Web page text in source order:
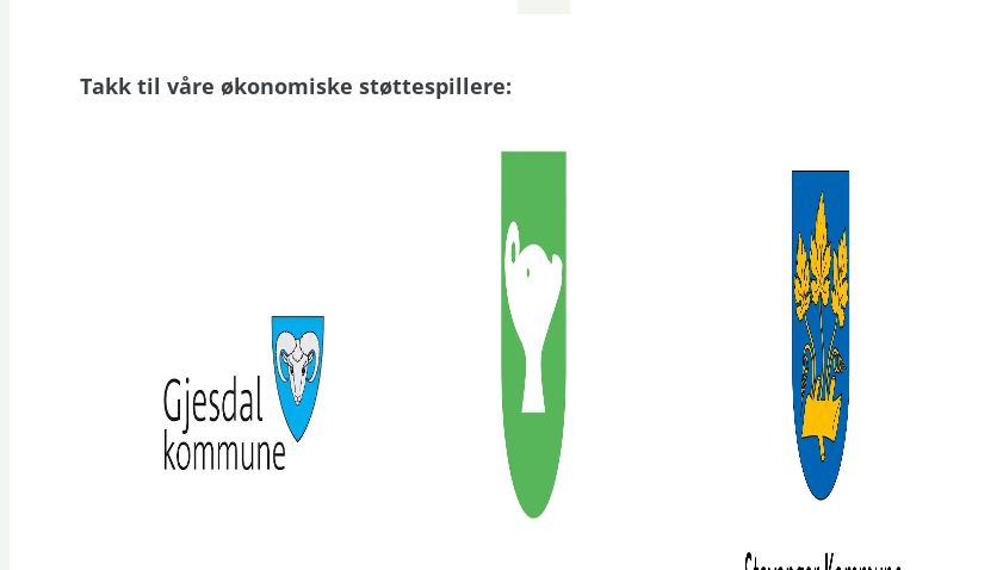
Takk til våre økonomiske støttespillere: